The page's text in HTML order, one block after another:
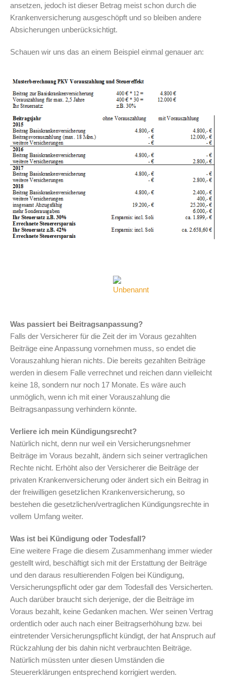
ansetzen, jedoch ist dieser Betrag meist schon durch die
Krankenversicherung ausgeschöpft und so bleiben andere
Absicherungen unberücksichtigt.
Schauen wir uns das an einem Beispiel einmal genauer an:
Was passiert bei Beitragsanpassung?
Falls der Versicherer für die Zeit der im Voraus gezahlten
Beiträge eine Anpassung vornehmen muss, so endet die
Vorauszahlung hieran nichts. Die bereits gezahlten Beiträge
werden in diesem Falle verrechnet und reichen dann vielleicht
keine 18, sondern nur noch 17 Monate. Es wäre auch
unmöglich, wenn ich mit einer Vorauszahlung die
Beitragsanpassung verhindern könnte.
Verliere ich mein Kündigungsrecht?
Natürlich nicht, denn nur weil ein Versicherungsnehmer
Beiträge im Voraus bezahlt, ändern sich seiner vertraglichen
Rechte nicht. Erhöht also der Versicherer die Beiträge der
privaten Krankenversicherung oder ändert sich ein Beitrag in
der freiwilligen gesetzlichen Krankenversicherung, so
bestehen die gesetzlichen/vertraglichen Kündigungsrechte in
vollem Umfang weiter.
Was ist bei Kündigung oder Todesfall?
Eine weitere Frage die diesem Zusammenhang immer wieder
gestellt wird, beschäftigt sich mit der Erstattung der Beiträge
und den daraus resultierenden Folgen bei Kündigung,
Versicherungspflicht oder gar dem Todesfall des Versicherten.
Auch darüber braucht sich derjenige, der die Beiträge im
Voraus bezahlt, keine Gedanken machen. Wer seinen Vertrag
ordentlich oder auch nach einer Beitragserhöhung bzw. bei
eintretender Versicherungspflicht kündigt, der hat Anspruch auf
Rückzahlung der bis dahin nicht verbrauchten Beiträge.
Natürlich müssten unter diesen Umständen die
Steuererklärungen entsprechend korrigiert werden.